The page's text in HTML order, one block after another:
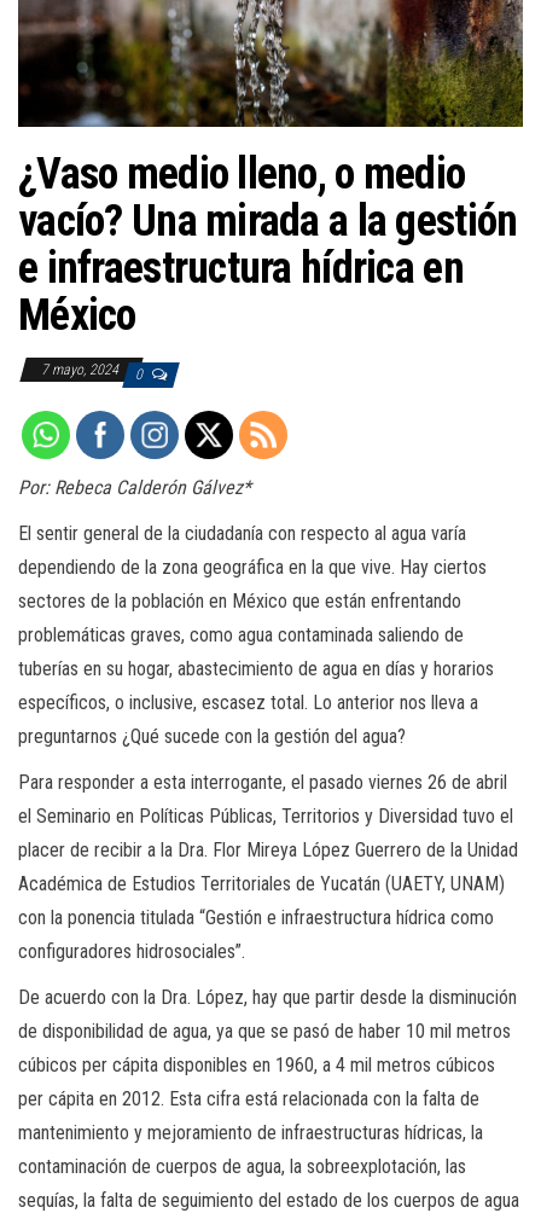
c
i
ó
¿Vaso medio lleno, o medio
vacío? Una mirada a la gestión
e infraestructura hídrica en
México
7 mayo, 2024 0
Por: Rebeca Calderón Gálvez*
El sentir general de la ciudadanía con respecto al agua varía
dependiendo de la zona geográfica en la que vive. Hay ciertos
sectores de la población en México que están enfrentando
problemáticas graves, como agua contaminada saliendo de
tuberías en su hogar, abastecimiento de agua en días y horarios
específicos, o inclusive, escasez total. Lo anterior nos lleva a
preguntarnos ¿Qué sucede con la gestión del agua?
Para responder a esta interrogante, el pasado viernes 26 de abril
el Seminario en Políticas Públicas, Territorios y Diversidad tuvo el
placer de recibir a la Dra. Flor Mireya López Guerrero de la Unidad
Académica de Estudios Territoriales de Yucatán (UAETY, UNAM)
con la ponencia titulada “Gestión e infraestructura hídrica como
configuradores hidrosociales”.
De acuerdo con la Dra. López, hay que partir desde la disminución
de disponibilidad de agua, ya que se pasó de haber 10 mil metros
cúbicos per cápita disponibles en 1960, a 4 mil metros cúbicos
per cápita en 2012. Esta cifra está relacionada con la falta de
mantenimiento y mejoramiento de infraestructuras hídricas, la
contaminación de cuerpos de agua, la sobreexplotación, las
sequías, la falta de seguimiento del estado de los cuerpos de agua